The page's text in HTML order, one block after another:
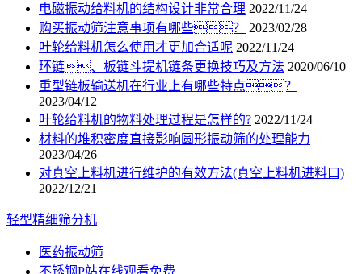
电磁振动给料机的结构设计非常合理 2022/11/24
购买振动筛注意事项有哪些？
2023/02/28
叶轮给料机怎么使用才更加合适呢 2022/11/24
环链、板链斗提机链条更换技巧及方法 2020/06/10
重型链板输送机在行业上有哪些特点？
2023/04/12
叶轮给料机的物料处理过程是怎样的? 2022/11/24
材料的堆积密度直接影响圆形振动筛的处理能力
2023/04/26
对真空上料机进行维护的有效方法(真空上料机进料口)
2022/12/21
轻型精细筛分机
医药振动筛
不锈钢P站在线观看免费